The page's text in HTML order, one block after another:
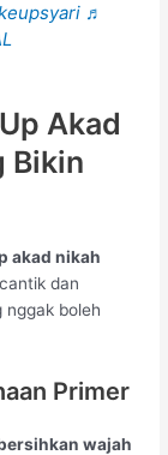
♬
Akad
Bikin
akad nikah
dan
nggak boleh
Primer
wajah